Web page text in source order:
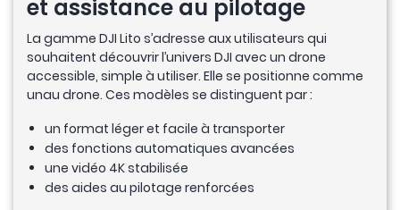
et assistance au pilotage
La gamme DJI Lito s’adresse aux utilisateurs qui
souhaitent découvrir l’univers DJI avec un drone
accessible, simple à utiliser. Elle se positionne comme
unau drone. Ces modèles se distinguent par :
un format léger et facile à transporter
des fonctions automatiques avancées
une vidéo 4K stabilisée
des aides au pilotage renforcées